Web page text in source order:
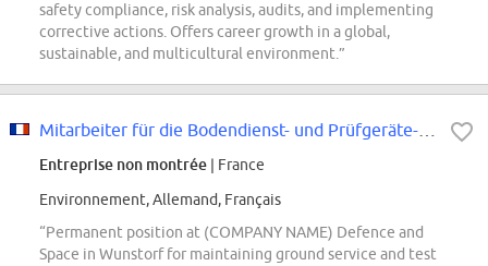
safety compliance, risk analysis, audits, and implementing
corrective actions. Offers career growth in a global,
sustainable, and multicultural environment.”
Entreprise non montrée | France
Environnement, Allemand, Français
“Permanent position at (COMPANY NAME) Defence and
Space in Wunstorf for maintaining ground service and test